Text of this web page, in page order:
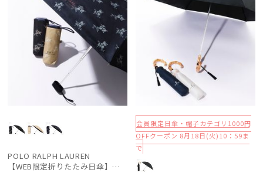
POLO RALPH LAUREN
【WEB限定折りたたみ日傘】ポロ ラルフ ローレン(POLO RALPH LAUREN)フローラル 晴雨兼用折りたたみ日傘 1級遮光
会員限定日傘・帽子カテゴリ1000円
OFFクーポン 8月18日(火)10：59ま
で